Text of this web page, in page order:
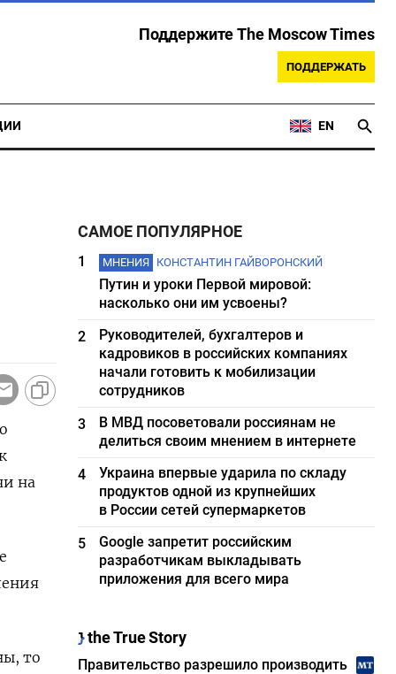
Поддержите The Moscow Times
ПОДДЕРЖАТЬ
EN
на
то
САМОЕ ПОПУЛЯРНОЕ
1 МНЕНИЯ КОНСТАНТИН ГАЙВОРОНСКИЙ
Путин и уроки Первой мировой:
насколько они им усвоены?
2
Руководителей, бухгалтеров и
кадровиков в российских компаниях
начали готовить к мобилизации
сотрудников
3
В МВД посоветовали россиянам не
делиться своим мнением в интернете
4
Украина впервые ударила по складу
продуктов одной из крупнейших
в России сетей супермаркетов
5
Google запретит российским
разработчикам выкладывать
приложения для всего мира